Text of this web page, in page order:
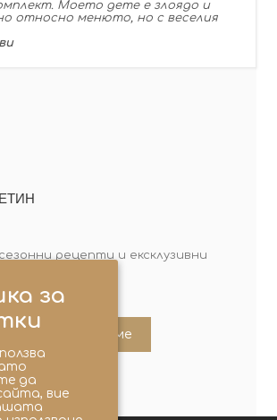
Моето дете е злоядо и
относно менюто, но с веселия
рецепти и ексклузивни
Абонирайте ме
за
да
вие